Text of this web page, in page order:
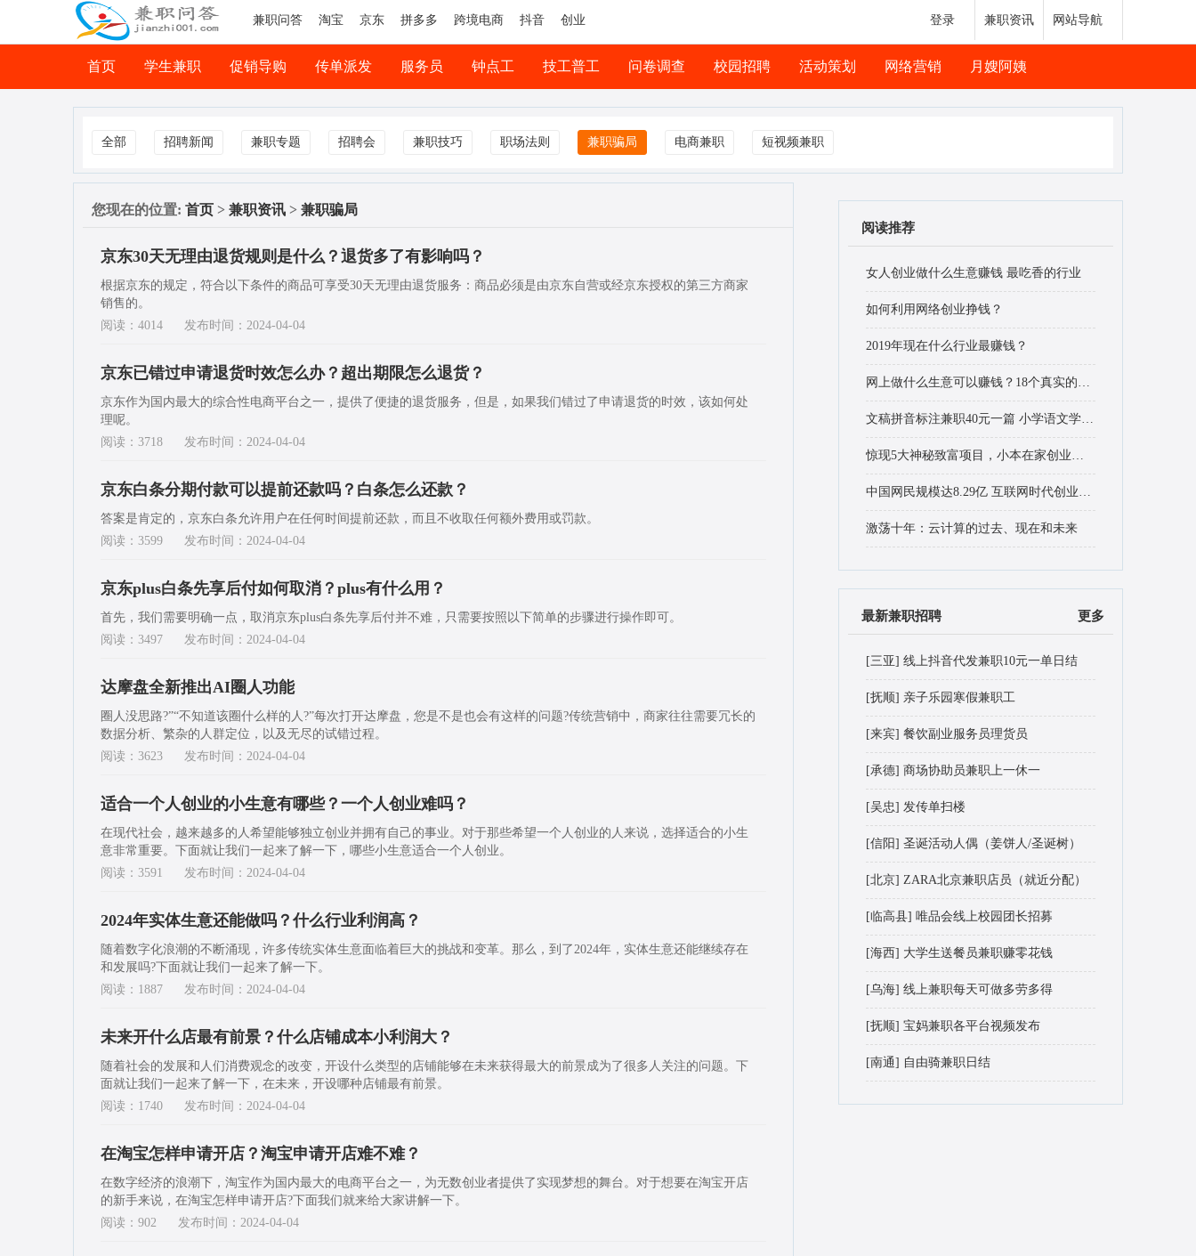
兼职问答 淘宝 京东 拼多多 跨境电商 抖音 创业 登录 兼职资讯 网站导航
首页 学生兼职 促销导购 传单派发 服务员 钟点工 技工普工 问卷调查 校园招聘 活动策划 网络营销 月嫂阿姨
司机兼职 网络兼职
全部 招聘新闻 兼职专题 招聘会 兼职技巧 职场法则 兼职骗局 电商兼职 短视频兼职
您现在的位置: 首页 > 兼职资讯 > 兼职骗局
京东30天无理由退货规则是什么？退货多了有影响吗？
根据京东的规定，符合以下条件的商品可享受30天无理由退货服务：商品必须是由京东自营或经京东授权的第三方商家
销售的。
阅读：4014
发布时间：2024-04-04
京东已错过申请退货时效怎么办？超出期限怎么退货？
京东作为国内最大的综合性电商平台之一，提供了便捷的退货服务，但是，如果我们错过了申请退货的时效，该如何处
理呢。
阅读：3718
发布时间：2024-04-04
京东白条分期付款可以提前还款吗？白条怎么还款？
答案是肯定的，京东白条允许用户在任何时间提前还款，而且不收取任何额外费用或罚款。
阅读：3599
发布时间：2024-04-04
京东plus白条先享后付如何取消？plus有什么用？
首先，我们需要明确一点，取消京东plus白条先享后付并不难，只需要按照以下简单的步骤进行操作即可。
阅读：3497
发布时间：2024-04-04
达摩盘全新推出AI圈人功能
圈人没思路?”“不知道该圈什么样的人?”每次打开达摩盘，您是不是也会有这样的问题?传统营销中，商家往往需要冗长的
数据分析、繁杂的人群定位，以及无尽的试错过程。
阅读：3623
发布时间：2024-04-04
适合一个人创业的小生意有哪些？一个人创业难吗？
在现代社会，越来越多的人希望能够独立创业并拥有自己的事业。对于那些希望一个人创业的人来说，选择适合的小生
意非常重要。下面就让我们一起来了解一下，哪些小生意适合一个人创业。
阅读：3591
发布时间：2024-04-04
2024年实体生意还能做吗？什么行业利润高？
随着数字化浪潮的不断涌现，许多传统实体生意面临着巨大的挑战和变革。那么，到了2024年，实体生意还能继续存在
和发展吗?下面就让我们一起来了解一下。
阅读：1887
发布时间：2024-04-04
未来开什么店最有前景？什么店铺成本小利润大？
随着社会的发展和人们消费观念的改变，开设什么类型的店铺能够在未来获得最大的前景成为了很多人关注的问题。下
面就让我们一起来了解一下，在未来，开设哪种店铺最有前景。
阅读：1740
发布时间：2024-04-04
在淘宝怎样申请开店？淘宝申请开店难不难？
在数字经济的浪潮下，淘宝作为国内最大的电商平台之一，为无数创业者提供了实现梦想的舞台。对于想要在淘宝开店
的新手来说，在淘宝怎样申请开店?下面我们就来给大家讲解一下。
阅读：902
发布时间：2024-04-04
阅读推荐
女人创业做什么生意赚钱 最吃香的行业
如何利用网络创业挣钱？
2019年现在什么行业最赚钱？
网上做什么生意可以赚钱？18个真实的赚钱好项目
文稿拼音标注兼职40元一篇 小学语文学得好，日后兼职不难找
惊现5大神秘致富项目，小本在家创业赚大钱
中国网民规模达8.29亿 互联网时代创业机遇有哪些？
激荡十年：云计算的过去、现在和未来
最新兼职招聘 更多
[三亚] 线上抖音代发兼职10元一单日结
[抚顺] 亲子乐园寒假兼职工
[来宾] 餐饮副业服务员理货员
[承德] 商场协助员兼职上一休一
[吴忠] 发传单扫楼
[信阳] 圣诞活动人偶（姜饼人/圣诞树）
[北京] ZARA北京兼职店员（就近分配）
[临高县] 唯品会线上校园团长招募
[海西] 大学生送餐员兼职赚零花钱
[乌海] 线上兼职每天可做多劳多得
[抚顺] 宝妈兼职各平台视频发布
[南通] 自由骑兼职日结